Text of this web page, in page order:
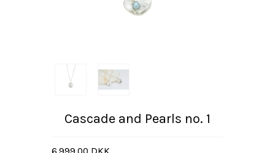
Cascade and Pearls no. 1